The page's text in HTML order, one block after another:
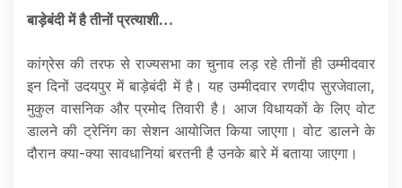
बाड़ेबंदी में है तीनों प्रत्याशी…
कांग्रेस की तरफ से राज्यसभा का चुनाव लड़ रहे तीनों ही उम्मीदवार
इन दिनों उदयपुर में बाड़ेबंदी में है। यह उम्मीदवार रणदीप सुरजेवाला,
मुकुल वासनिक और प्रमोद तिवारी है। आज विधायकों के लिए वोट
डालने की ट्रेनिंग का सेशन आयोजित किया जाएगा। वोट डालने के
दौरान क्या-क्या सावधानियां बरतनी है उनके बारे में बताया जाएगा।